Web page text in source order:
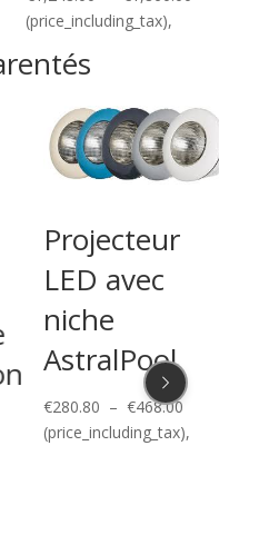
€1,860.00
(price_including_tax),
Projecteur
LED avec
niche
AstralPool
280.80 – € 468.00Plage
de
(price_including_tax),